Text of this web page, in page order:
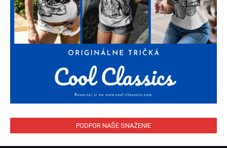
PODPOR NAŠE SNAŽENIE